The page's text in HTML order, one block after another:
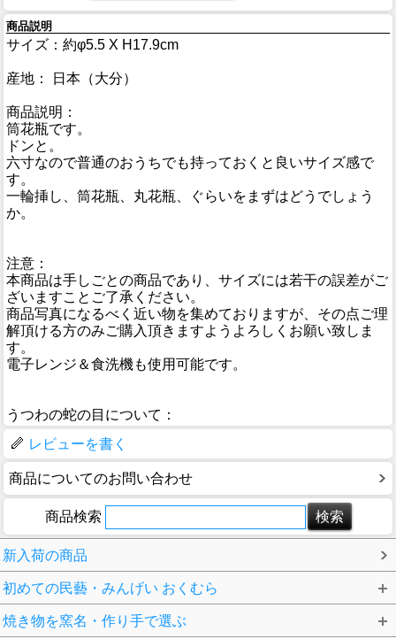
商品説明
サイズ：約φ5.5 X H17.9cm
産地： 日本（大分）
商品説明：
筒花瓶です。
ドンと。
六寸なので普通のおうちでも持っておくと良いサイズ感で
す。
一輪挿し、筒花瓶、丸花瓶、ぐらいをまずはどうでしょう
か。
注意：
本商品は手しごとの商品であり、サイズには若干の誤差がご
ざいますことご了承ください。
商品写真になるべく近い物を集めておりますが、その点ご理
解頂ける方のみご購入頂きますようよろしくお願い致しま
す。
電子レンジ＆食洗機も使用可能です。
うつわの蛇の目について：
レビューを書く
商品についてのお問い合わせ
商品検索
新入荷の商品
初めての民藝・みんげい おくむら
焼き物を窯名・作り手で選ぶ